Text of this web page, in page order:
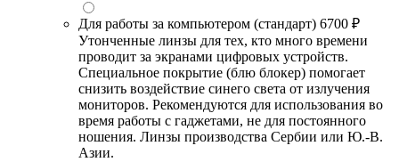
Для работы за компьютером (стандарт) 6700 ₽
Утонченные линзы для тех, кто много времени
проводит за экранами цифровых устройств.
Специальное покрытие (блю блокер) помогает
снизить воздействие синего света от излучения
мониторов. Рекомендуются для использования во
время работы с гаджетами, не для постоянного
ношения. Линзы производства Сербии или Ю.-В.
Азии.